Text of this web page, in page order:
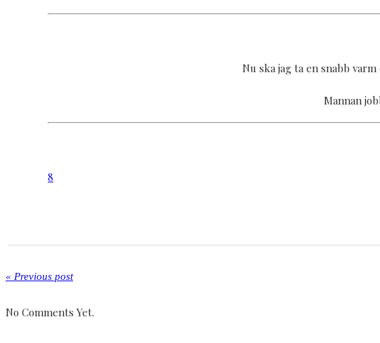
Nu ska jag ta en snabb
Mannan
8
« Previous post
No Comments Yet.